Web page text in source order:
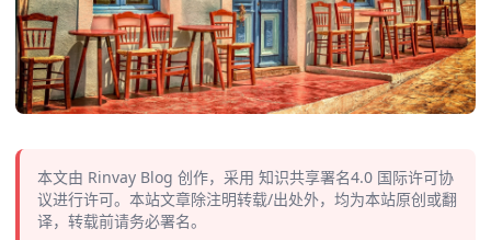
本文由 Rinvay Blog 创作，采用 知识共享署名4.0 国际许可协
议进行许可。本站文章除注明转载/出处外，均为本站原创或翻
译，转载前请务必署名。